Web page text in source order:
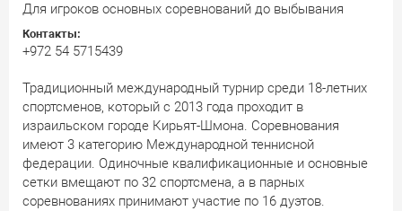
Для игроков основных соревнований до выбывания
Контакты:
+972 54 5715439
Традиционный международный турнир среди 18-летних
спортсменов, который с 2013 года проходит в
израильском городе Кирьят-Шмона. Cоревнования
имеют 3 категорию Международной теннисной
федерации. Одиночные квалификационные и основные
сетки вмещают по 32 спортсмена, а в парных
соревнованиях принимают участие по 16 дуэтов.